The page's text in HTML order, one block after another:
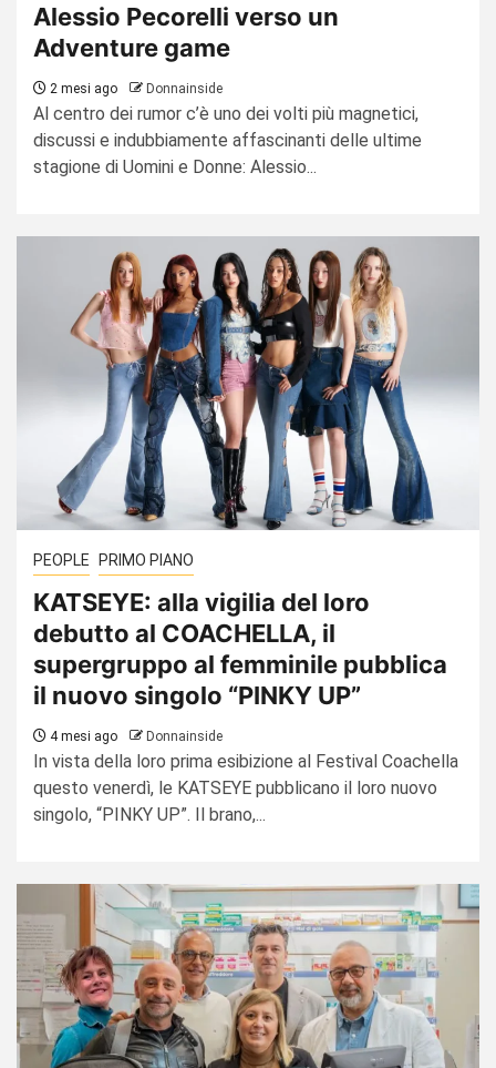
Alessio Pecorelli verso un
Adventure game
2 mesi ago Donnainside
Al centro dei rumor c’è uno dei volti più magnetici,
discussi e indubbiamente affascinanti delle ultime
stagione di Uomini e Donne: Alessio...
PEOPLE PRIMO PIANO
KATSEYE: alla vigilia del loro
debutto al COACHELLA, il
supergruppo al femminile pubblica
il nuovo singolo “PINKY UP”
4 mesi ago Donnainside
In vista della loro prima esibizione al Festival Coachella
questo venerdì, le KATSEYE pubblicano il loro nuovo
singolo, “PINKY UP”. Il brano,...